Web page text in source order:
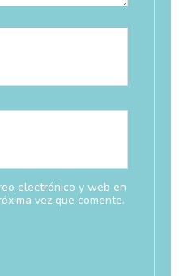
electrónico y web en
vez que comente.